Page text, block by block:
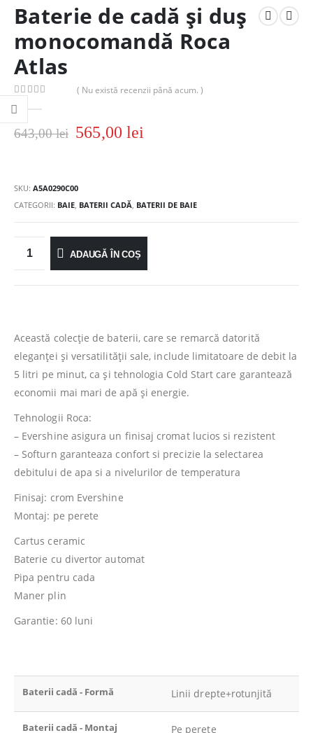
Baterie de cadă și duș
monocomandă Roca
Atlas
0
( Nu există recenzii până acum. )
643,00lei 565,00lei
SKU: A5A0290C00
CATEGORII: BAIE, BATERII CADĂ, BATERII DE BAIE
ADAUGĂ ÎN COȘ
Această colecție de baterii, care se remarcă datorită
eleganței și versatilității sale, include limitatoare de debit la
5 litri pe minut, ca și tehnologia Cold Start care garantează
economii mai mari de apă și energie.
Tehnologii Roca:
– Evershine asigura un finisaj cromat lucios si rezistent
– Softurn garanteaza confort si precizie la selectarea
debitului de apa si a nivelurilor de temperatura
Finisaj: crom Evershine
Montaj: pe perete
Cartus ceramic
Baterie cu divertor automat
Pipa pentru cada
Maner plin
Garantie: 60 luni
Baterii cadă - Formă Linii drepte+rotunjită
Baterii cadă - Montaj Pe perete